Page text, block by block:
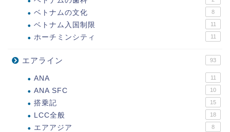
ベトナムの文化 8
ベトナム入国制限 11
ホーチミンシティ 11
エアライン 93
ANA 11
ANA SFC 10
搭乗記 15
LCC全般 18
エアアジア 8